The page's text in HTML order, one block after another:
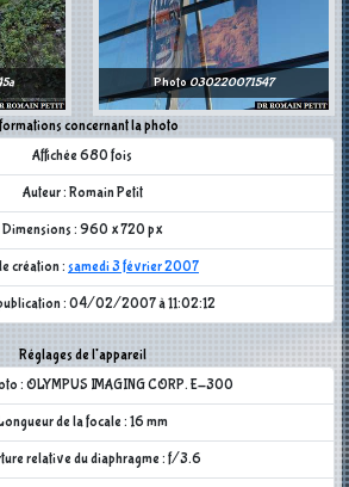
concernant la photo
Affichée 680 fois
Auteur : Romain Petit
Dimensions : 960 x 720 px
création : samedi 3 février 2007
: 04/02/2007 à 11:02:12
Réglages de l'appareil
: OLYMPUS IMAGING CORP. E-300
de la focale : 16 mm
relative du diaphragme : f/3.6
Photo030220071547